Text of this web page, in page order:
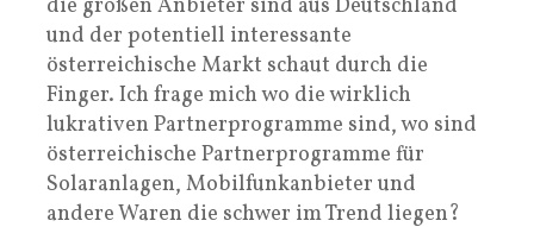
die großen Anbieter sind aus Deutschland
und der potentiell interessante
österreichische Markt schaut durch die
Finger. Ich frage mich wo die wirklich
lukrativen Partnerprogramme sind, wo sind
österreichische Partnerprogramme für
Solaranlagen, Mobilfunkanbieter und
andere Waren die schwer im Trend liegen?